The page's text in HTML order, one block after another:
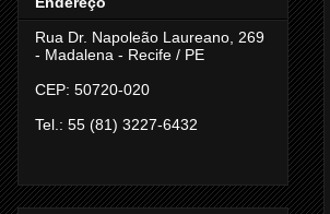
Rua Dr. Napoleão Laureano, 269
- Madalena - Recife / PE
CEP: 50720-020
Tel.: 55 (81) 3227-6432